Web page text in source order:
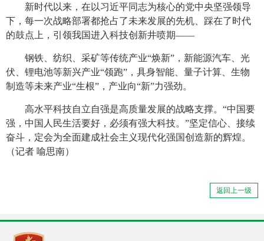
新时代以来，在以习近平同志为核心的党中央坚强领导
下，每一次战略部署都抢占了未来发展的先机、踩在了时代
的鼓点上，引领我国进入科技创新井喷期——
钢铁、纺织、采矿等传统产业“焕新”，新能源汽车、光
伏、锂电池等新兴产业“领跑”，具身智能、量子计算、生物
制造等未来产业“生根”，产业向“新”力强劲。
高水平科技自立自强是高质量发展的战略支撑。“中国要
强，中国人民生活要好，必须有强大科技。”坚定信心、接续
奋斗，定会为全面建成社会主义现代化强国创造新的辉煌。
（记者 喻思南）
返回上一级